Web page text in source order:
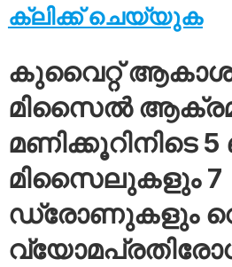
ക്ലിക്ക് ചെയ്യുക
കുവൈറ്റ്
മിസൈൽ
മണിക്കൂറിനിടെ 5
മിസൈലുകളും 7
ഡ്രോണുകളും